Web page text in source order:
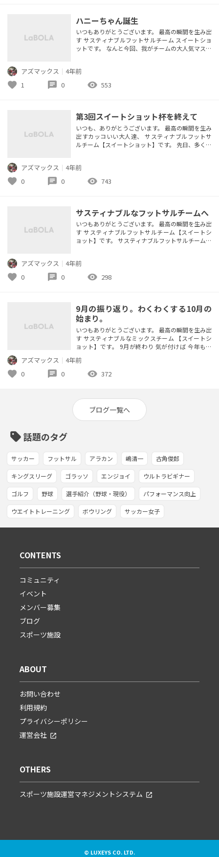
ハニーちゃん誕生
いつもありがとうございます。 最高の瞬間を生み出
す サスティナブルフットサルチーム スイートショ
ットです。 なんと今回、我がチームの大人気マスコ
ん！！！！！ 蜂蜜 という意味と 最愛の人という意
味もあります。 ビーニー君の最愛のパートナーとし
て ピッタリですね。 ハニーちゃんの登場により ま
アズマックス ｜ 4年前
favorite 1 chat 0 visibility 553
第3回スイートショット杯を終えて
いつも、ありがとうございます。 最高の瞬間を生み
出すカッコいい大人達、 サスティナブルフットサ
ルチーム【スイートショット】です。 先日、多くの
ームも含む 合計10チーム 総勢100名近くの方が参
加して頂き盛り上がりました。 【フットサル】と
いう共通言語で 多くの人が交流を持てて、夢中にな
アズマックス ｜ 4年前
favorite 0 chat 0 visibility 743
サスティナブルなフットサルチームへ
いつもありがとうございます。 最高の瞬間を生み出
す サスティナブルフットサルチーム【スイートシ
ョット】です。 サスティナブルフットサルチーム？
ｓ】を達成していくフットサルチームとして活動し
ています。 SDGs(エス・ディー・ジー・ズ)とは、
「持続可能な開発目標」を意味するSustainable De
アズマックス ｜ 4年前
favorite 0 chat 0 visibility 298
9月の振り返り。わくわくする10月の
始まり。
いつもありがとうございます。 最高の瞬間を生み出
す サスティナブルなミックスチーム 【スイートシ
ョット】です。 9月が終わり 気が付けば 今年も残
秀チーム賞ゲット チームが一丸となって ビンゴゲ
ームを攻略しました。さすがピッチ内外共にチーム
ワークばっちり！！ ・新たなチームメンバー さわ
アズマックス ｜ 4年前
favorite 0 chat 0 visibility 372
ブログ一覧へ
sell話題のタグ
サッカー フットサル アラカン 嶋清一 古角俊郎
キングスリーグ ゴラッソ エンジョイ ウルトラビギナー
ゴルフ 野球 選手紹介（野球・現役） パフォーマンス向上
ウエイトトレーニング ボウリング サッカー女子
CONTENTS
コミュニティ
イベント
メンバー募集
ブログ
スポーツ施設
ABOUT
お問い合わせ
利用規約
プライバシーポリシー
運営会社
OTHERS
スポーツ施設運営マネジメントシステム
© LUXEYS CO. LTD.